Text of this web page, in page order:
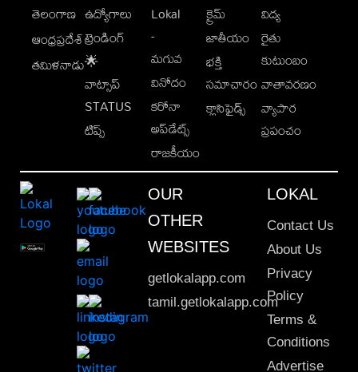
తెలంగాణ
ఆంధ్రప్రదేశ్
తమిళనాడు
ఉద్యోగాలు
ట్రెండింగ్
🌟
వాట్సాప్
STATUS
టిప్స్
Lokal
-
మగువ
వినోదం
కరోనా
అప్‌డేట్స్
రాజకీయం
క్రైమ్
జాతీయం
భక్తి
సమాచారం
క్లాసిఫైడ్స్
విద్య
రైతు
కుటుంబం
వాతావరణం
వ్యాపార
ప్రపంచం
OUR
OTHER
WEBSITES
getlokalapp.com
tamil.getlokalapp.com
LOKAL
Contact Us
About Us
Privacy
Policy
Terms &
Conditions
Advertise